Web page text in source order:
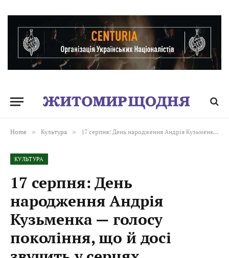
Home » Культура » 17 серпня: День народження Андрія Кузьменка — голосу покоління, що й досі звучить у серцях
КУЛЬТУРА
17 серпня: День
народження Андрія
Кузьменка — голосу
покоління, що й досі